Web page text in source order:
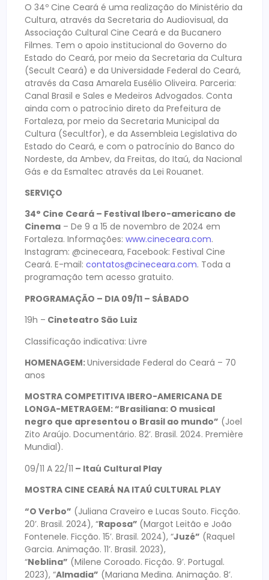
O 34º Cine Ceará é uma realização do Ministério da
Cultura, através da Secretaria do Audiovisual, da
Associação Cultural Cine Ceará e da Bucanero
Filmes. Tem o apoio institucional do Governo do
Estado do Ceará, por meio da Secretaria da Cultura
(Secult Ceará) e da Universidade Federal do Ceará,
através da Casa Amarela Eusélio Oliveira. Parceria:
Canal Brasil e Sales e Medeiros Advogados. Conta
ainda com o patrocínio direto da Prefeitura de
Fortaleza, por meio da Secretaria Municipal da
Cultura (Secultfor), e da Assembleia Legislativa do
Estado do Ceará, e com o patrocínio do Banco do
Nordeste, da Ambev, da Freitas, do Itaú, da Nacional
Gás e da Esmaltec através da Lei Rouanet.
SERVIÇO
34° Cine Ceará – Festival Ibero-americano de
Cinema – De 9 a 15 de novembro de 2024 em
Fortaleza. Informações: www.cineceara.com.
Instagram: @cineceara, Facebook: Festival Cine
Ceará. E-mail: contatos@cineceara.com. Toda a
programação tem acesso gratuito.
PROGRAMAÇÃO – DIA 09/11 – SÁBADO
19h – Cineteatro São Luiz
Classificação indicativa: Livre
HOMENAGEM:Universidade Federal do Ceará – 70
anos
MOSTRA COMPETITIVA IBERO-AMERICANA DE
LONGA-METRAGEM: “Brasiliana: O musical
negro que apresentou o Brasil ao mundo” (Joel
Zito Araújo. Documentário. 82’. Brasil. 2024. Première
Mundial).
09/11 A 22/11 – Itaú Cultural Play
MOSTRA CINE CEARÁ NA ITAÚ CULTURAL PLAY
“O Verbo” (Juliana Craveiro e Lucas Souto. Ficção.
20’. Brasil. 2024), “Raposa” (Margot Leitão e João
Fontenele. Ficção. 15’. Brasil. 2024), “Juzé” (Raquel
Garcia. Animação. 11’. Brasil. 2023),
“Neblina” (Milene Coroado. Ficção. 9’. Portugal.
2023), “Almadia” (Mariana Medina. Animação. 8’.